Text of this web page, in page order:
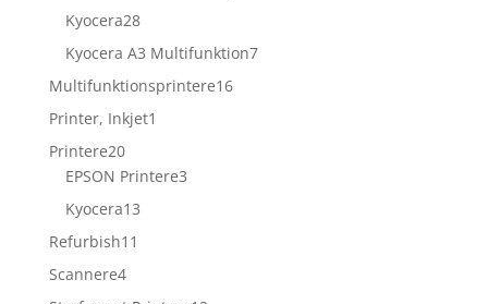
Kyocera2828
varer
Kyocera A3 Multifunktion77
Multifunktionsprintere1616
Printer, Inkjet1
Printere2020
varer
EPSON Printere33
Kyocera1313
Refurbish11
Scannere44
varer